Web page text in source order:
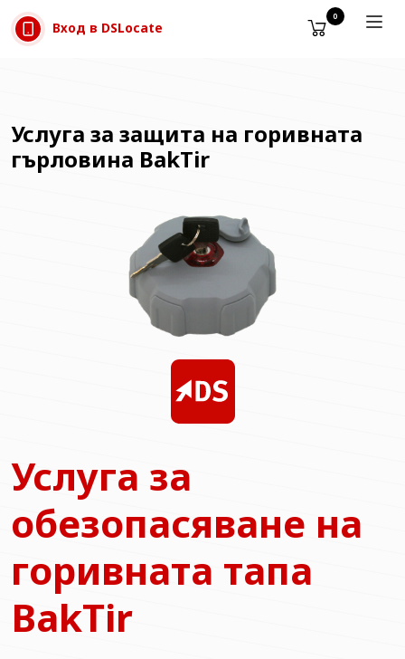
Прескачане към съдържанието
Вход в DSLocate
0
Услуга за защита на горивната
гърловина BakTir
Услуга за
обезопасяване на
горивната тапа
BakTir